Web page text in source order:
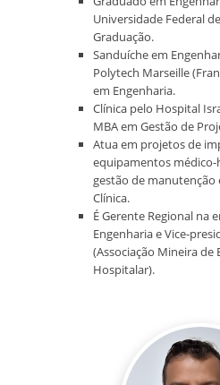
Universidade Federal
Graduação.
Sanduíche em
Polytech Marseille
em Engenharia.
Clínica pelo Hospital
MBA em Gestão de
Atua em projetos de
equipamentos médico-
gestão de manutenção
Clínica.
É Gerente Regional na
Engenharia e Vice-
(Associação Mineira de
Hospitalar).